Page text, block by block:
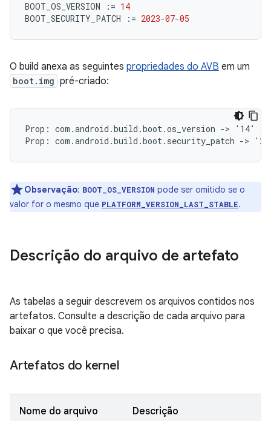
BOOT_OS_VERSION := 14
BOOT_SECURITY_PATCH
:= 2023-07-05
O build anexa as seguintes propriedades do AVB em um
boot.img pré-criado:
Prop: com.android.build.boot.os_version -> '14'
Observação: BOOT_OS_VERSION pode ser omitido se o
valor for o mesmo que PLATFORM_VERSION_LAST_STABLE.
Descrição do arquivo de artefato
As tabelas a seguir descrevem os arquivos contidos nos
artefatos. Consulte a descrição de cada arquivo para
baixar o que você precisa.
Artefatos do kernel
Nome do arquivo Descrição